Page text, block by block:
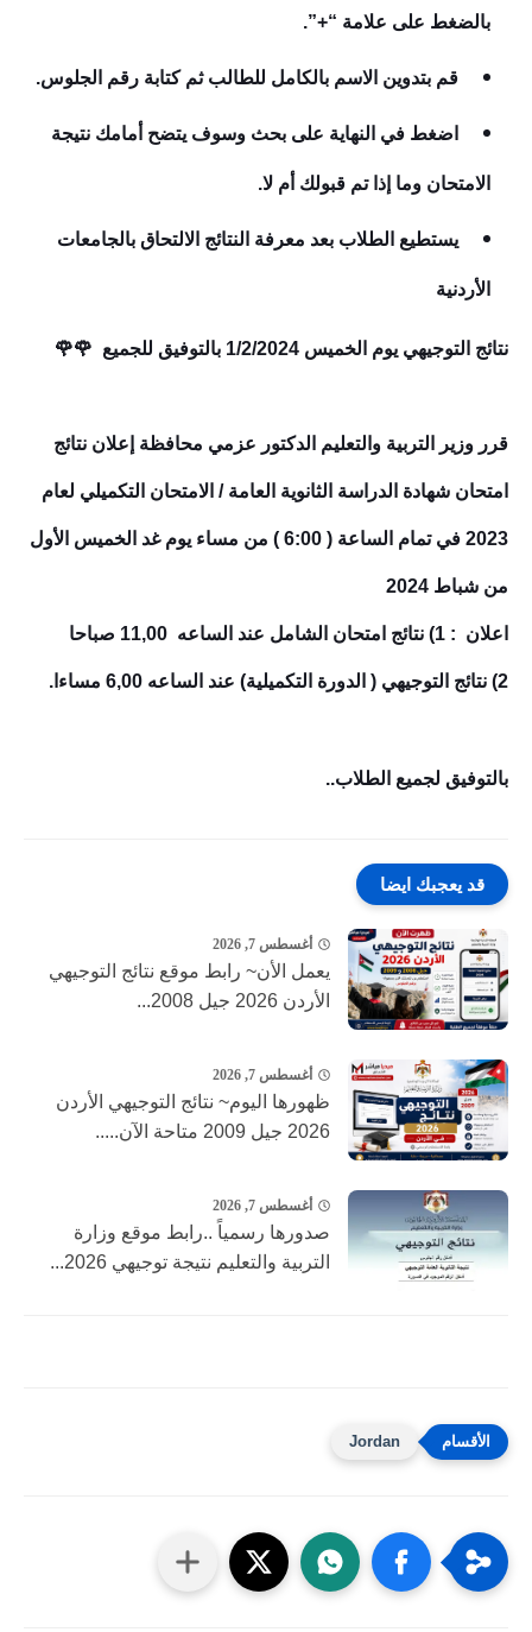
بالضغط على علامة “+”.
قم بتدوين الاسم بالكامل للطالب ثم كتابة رقم الجلوس.
اضغط في النهاية على بحث وسوف يتضح أمامك نتيجة
الامتحان وما إذا تم قبولك أم لا.
يستطيع الطلاب بعد معرفة النتائج الالتحاق بالجامعات
الأردنية
نتائج التوجيهي يوم الخميس 1/2/2024 بالتوفيق للجميع 🌹🌹
قرر وزير التربية والتعليم الدكتور عزمي محافظة إعلان نتائج
امتحان شهادة الدراسة الثانوية العامة / الامتحان التكميلي لعام
2023 في تمام الساعة ( 6:00 ) من مساء يوم غد الخميس الأول
من شباط 2024
اعلان : 1) نتائج امتحان الشامل عند الساعه 11,00 صباحا
2) نتائج التوجيهي ( الدورة التكميلية) عند الساعه 6,00 مساءا.
بالتوفيق لجميع الطلاب..
قد يعجبك ايضا
أغسطس 7, 2026
يعمل الأن~ رابط موقع نتائج التوجيهي
الأردن 2026 جيل 2008...
أغسطس 7, 2026
ظهورها اليوم~ نتائج التوجيهي الأردن
2026 جيل 2009 متاحة الآن.....
أغسطس 7, 2026
صدورها رسمياً ..رابط موقع وزارة
التربية والتعليم نتيجة توجيهي 2026...
Jordan